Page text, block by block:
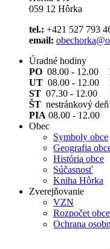
059 12 Hôrka
tel.: +421 527 793
email:
Úradné hodiny
PO 08.00 - 12.00
UT 08.00 - 12.00
ST 07.30 - 12.00
ŠT nestránkový deň
PIA 08.00 - 12.00
Obec
Symboly obce
Geografia
História obce
Súčasnosť
Kniha Hôrka
Zverejňovanie
VZN
Rozpočet obce
Ochrana